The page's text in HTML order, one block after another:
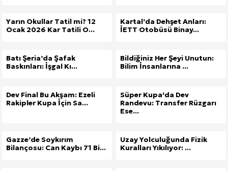
Yarın Okullar Tatil mi? 12
Ocak 2026 Kar Tatili O...
Kartal’da Dehşet Anları:
İETT Otobüsü Binay...
Batı Şeria’da Şafak
Baskınları: İşgal Kı...
Bildiğiniz Her Şeyi Unutun:
Bilim İnsanlarına ...
Dev Final Bu Akşam: Ezeli
Rakipler Kupa İçin Sa...
Süper Kupa'da Dev
Randevu: Transfer Rüzgarı
Ese...
Gazze’de Soykırım
Bilançosu: Can Kaybı 71 Bi...
Uzay Yolculuğunda Fizik
Kuralları Yıkılıyor: ...